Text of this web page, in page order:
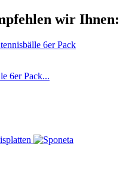
wir Ihnen:
6er Pack...